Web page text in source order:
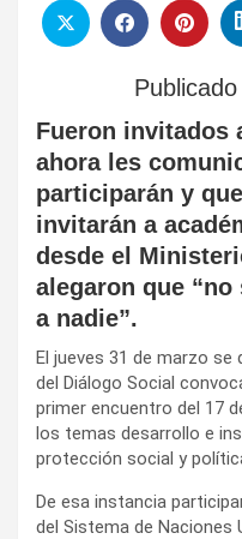
Fueron invitados
ahora les
participarán y
invitarán a
desde el
alegaron que
a nadie”.
El jueves 31 de marzo se
del Diálogo Social
primer encuentro del 17
los temas desarrollo e
protección social y
De esa instancia
del Sistema de Naciones